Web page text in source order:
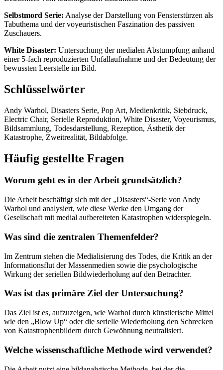
Selbstmord Serie: Analyse der Darstellung von Fensterstürzen als
Tabuthema und der voyeuristischen Faszination des passiven
Zuschauers.
White Disaster: Untersuchung der medialen Abstumpfung anhand
einer 5-fach reproduzierten Unfallaufnahme und der Bedeutung der
bewussten Leerstelle im Bild.
Schlüsselwörter
Andy Warhol, Disasters Serie, Pop Art, Medienkritik, Siebdruck,
Electric Chair, Serielle Reproduktion, White Disaster, Voyeurismus,
Bildsammlung, Todesdarstellung, Rezeption, Ästhetik der
Katastrophe, Zweitrealität, Bildabfolge.
Häufig gestellte Fragen
Worum geht es in der Arbeit grundsätzlich?
Die Arbeit beschäftigt sich mit der „Disasters“-Serie von Andy
Warhol und analysiert, wie diese Werke den Umgang der
Gesellschaft mit medial aufbereiteten Katastrophen widerspiegeln.
Was sind die zentralen Themenfelder?
Im Zentrum stehen die Medialisierung des Todes, die Kritik an der
Informationsflut der Massenmedien sowie die psychologische
Wirkung der seriellen Bildwiederholung auf den Betrachter.
Was ist das primäre Ziel der Untersuchung?
Das Ziel ist es, aufzuzeigen, wie Warhol durch künstlerische Mittel
wie den „Blow Up“ oder die serielle Wiederholung den Schrecken
von Katastrophenbildern durch Gewöhnung neutralisiert.
Welche wissenschaftliche Methode wird verwendet?